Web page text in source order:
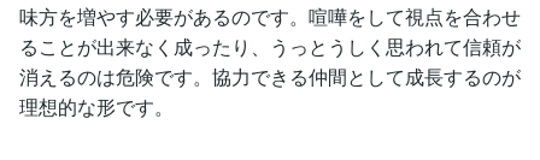
味方を増やす必要があるのです。喧嘩をして視点を合わせ
ることが出来なく成ったり、うっとうしく思われて信頼が
消えるのは危険です。協力できる仲間として成長するのが
理想的な形です。